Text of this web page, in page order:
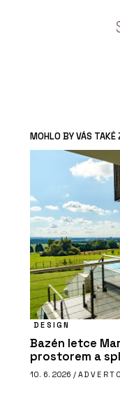
MOHLO BY VÁS
DESIGN
Bazén letce
prostorem a
10. 6. 2026 /